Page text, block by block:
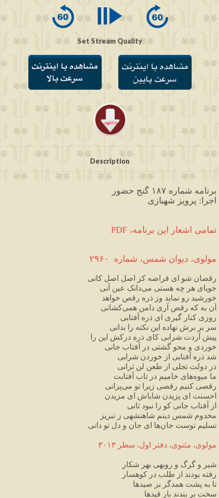
of
Set Stream Quality
Description
برنامه شماره ۱۸۷ گنج حضور
اجرا: پرویز شهبازی
PDF ،تمامی اشعار این برنامه
مولوی، دیوان شمس، شماره ۲۹۶۰
رقصان شو ای قراضه کز اصل اصل کانی
جویای هر چه هستی میدانک عین آنی
خورشید رو نماید وز ذره رقص خواهد
آن به که رقص آری دامن همیکشانی
روزی کنار گیری ای ذره آفتابی
سر بر برش نهاده این نکته را
بدانی
پیش آردت شرابی کای ذره درکش این را
خوردی و محو گشتی در آفتاب جانی
شد ذره آفتابی از خوردن شرابی
در دولت تجلی از طعن لن ترانی
ما میوههای خامیم در تاب آفتابت
رقصی کنیم رقصی زیرا تو میپزانی
احسنت ای پزیدن شاباش ای مزیدن
از
آفتاب جانی کو را نبود ثانی
مخدوم شمس دینم شاهنشهی ز تبریز
تسلیم توست جانها ای جان و دل تو دانی
مولوی، مثنوی، دفتر اول، سطر ۳۰۱۳
شیر و گرگ و روبهی بهر شکار
رفته بودند از طلب در کوهسار
تا به پشت همدگر بر صیدها
سخت بر بندند بار قیدها